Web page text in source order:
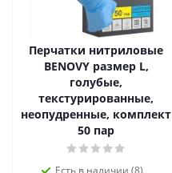
Перчатки нитриловые
BENOVY размер L,
голубые,
текстурированные,
неопудренные, комплект
50 пар
Есть в наличии (8)